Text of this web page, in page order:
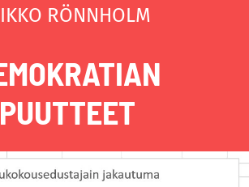
RÖNNHOLM
PUUTTEET